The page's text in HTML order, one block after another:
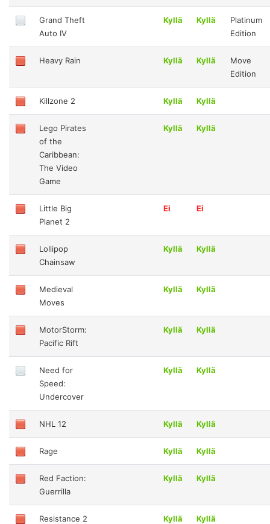
Grand Theft
Auto IV
Kyllä Kyllä
Platinum
Edition
Heavy Rain Kyllä Kyllä
Move
Edition
Killzone 2 Kyllä Kyllä
Lego Pirates
of the
Caribbean:
The Video
Game
Kyllä Kyllä
Little Big
Planet 2
Ei Ei
Lollipop
Chainsaw
Kyllä Kyllä
Medieval
Moves
Kyllä Kyllä
MotorStorm:
Pacific Rift
Kyllä Kyllä
Need for
Speed:
Undercover
Kyllä Kyllä
NHL 12 Kyllä Kyllä
Rage Kyllä Kyllä
Red Faction:
Guerrilla
Kyllä Kyllä
Resistance 2 Kyllä Kyllä